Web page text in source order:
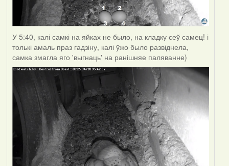
У 5:40, калі самкі на яйках не было, на кладку сеў самец! і
толькі амаль праз гадзіну, калі ўжо было развіднела,
самка змагла яго 'выгнаць' на ранішняе паляванне)